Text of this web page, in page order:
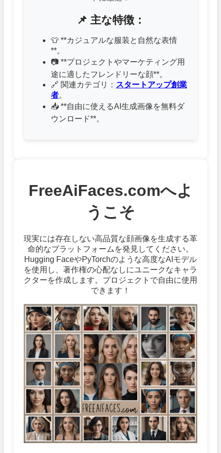
📌 主な特徴：
👕 **カジュアルな服装と自然な表情
**。
📷 **プロジェクトやマーケティング用
途に適したフレンドリーな顔**。
🔗 関連カテゴリ： スタートアップ創業
者。
📥 **自由に使えるAI生成画像を無料ダ
ウンロード**。
FreeAiFaces.comへよ
うこそ
現実には存在しない高品質な顔画像を生成する革
命的なプラットフォームを発見してください。
Hugging FaceやPyTorchのような高度なAIモデル
を使用し、著作権の心配なしにユニークなキャラ
クターを作成します。プロジェクトで自由に使用
できます！